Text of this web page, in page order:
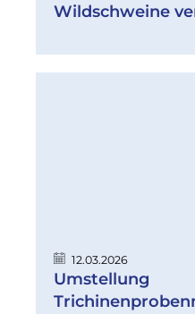
Wildschweine
12.03.2026
Umstellung